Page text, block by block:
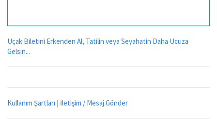
Uçak Biletini Erkenden Al, Tatilin veya Seyahatin Daha Ucuza
Gelsin...
Kullanım Şartları | İletişim / Mesaj Gönder